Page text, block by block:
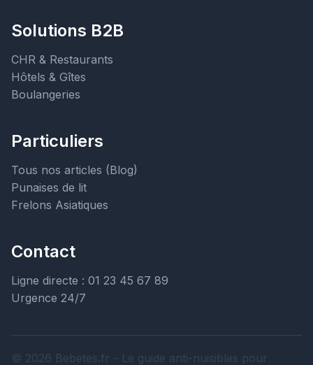
Solutions B2B
CHR & Restaurants
Hôtels & Gîtes
Boulangeries
Particuliers
Tous nos articles (Blog)
Punaises de lit
Frelons Asiatiques
Contact
Ligne directe : 01 23 45 67 89
Urgence 24/7
© 2026 Bebetes.fr - Le guide anti-nuisibles pour